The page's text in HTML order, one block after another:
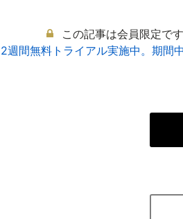
この記事は会員限定で
2週間無料トライアル実施中。期間